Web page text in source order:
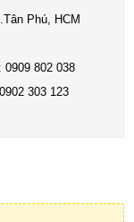
Phú, HCM
0909 802 038
303 123